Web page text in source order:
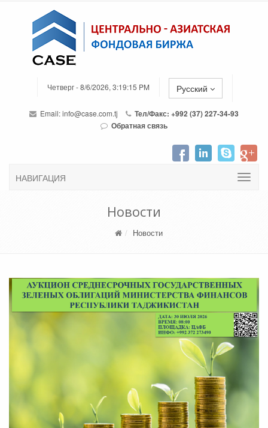
Четверг - 8/6/2026, 3:19:15 PM Русский
Email:info@case.com.tj
Тел/Факс: +992 (37) 227-34-93
Обратная связь
НАВИГАЦИЯ
Новости
Новости